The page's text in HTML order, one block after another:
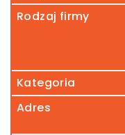
Rodzaj firmy
Kategoria
Adres